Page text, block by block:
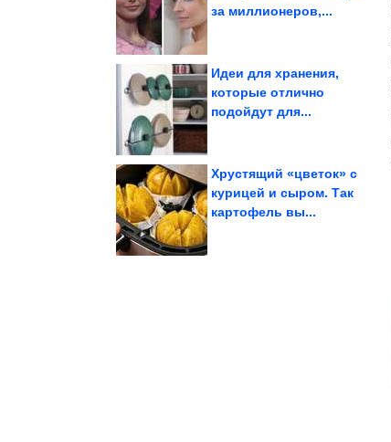
за миллионеров,...
10 минут в день изменят
здоровье...
Идеи для хранения,
которые отлично
подойдут для...
Правительство хочет
допустить больше
Хрустящий «цветок» с
курицей и сыром. Так
картофель вы...